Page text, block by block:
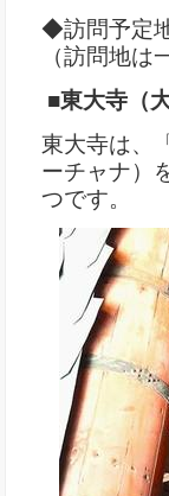
◆訪問予定
（訪問地
■東大寺（
東大寺は、
ーチャナ）
つです。